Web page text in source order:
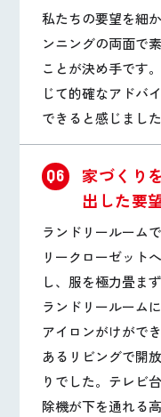
私たちの要望を細
ンニングの両面で
ことが決め手です
じて的確なアドバ
できると感じました
Q6
家づくり
出した要
ランドリールーム
リークローゼット
し、服を極力畳ま
ランドリールーム
アイロンがけがで
あるリビングで開
りでした。テレビ
除機が下を通れる